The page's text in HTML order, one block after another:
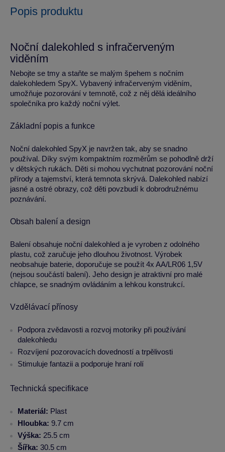
Popis produktu
Noční dalekohled s infračerveným
viděním
Nebojte se tmy a staňte se malým špehem s nočním
dalekohledem SpyX. Vybavený infračerveným viděním,
umožňuje pozorování v temnotě, což z něj dělá ideálního
společníka pro každý noční výlet.
Základní popis a funkce
Noční dalekohled SpyX je navržen tak, aby se snadno
používal. Díky svým kompaktním rozměrům se pohodlně drží
v dětských rukách. Děti si mohou vychutnat pozorování noční
přírody a tajemství, která temnota skrývá. Dalekohled nabízí
jasné a ostré obrazy, což děti povzbudí k dobrodružnému
poznávání.
Obsah balení a design
Balení obsahuje noční dalekohled a je vyroben z odolného
plastu, což zaručuje jeho dlouhou životnost. Výrobek
neobsahuje baterie, doporučuje se použít 4x AA/LR06 1,5V
(nejsou součástí balení). Jeho design je atraktivní pro malé
chlapce, se snadným ovládáním a lehkou konstrukcí.
Vzdělávací přínosy
Podpora zvědavosti a rozvoj motoriky při používání
dalekohledu
Rozvíjení pozorovacích dovedností a trpělivosti
Stimuluje fantazii a podporuje hraní rolí
Technická specifikace
Materiál: Plast
Hloubka: 9.7 cm
Výška: 25.5 cm
Šířka: 30.5 cm